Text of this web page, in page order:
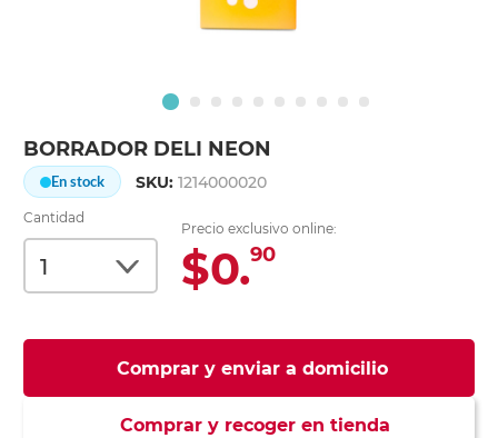
BORRADOR DELI NEON
En stock SKU:1214000020
Cantidad
Precio exclusivo online:
$0.90
Comprar y enviar a domicilio
Comprar y recoger en tienda